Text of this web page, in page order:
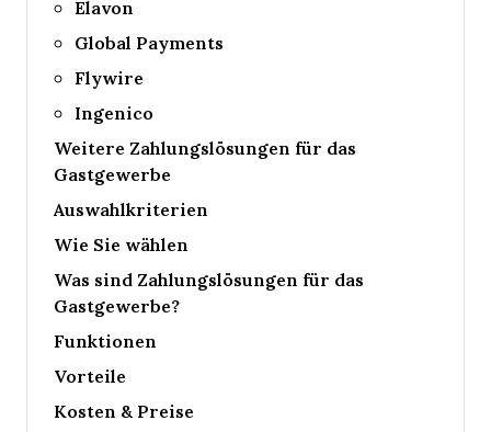
Elavon
Global Payments
Flywire
Ingenico
Weitere Zahlungs­lösungen für das
Gastgewerbe
Auswahlkriterien
Wie Sie wählen
Was sind Zahlungs­lösungen für das
Gastgewerbe?
Funktionen
Vorteile
Kosten & Preise